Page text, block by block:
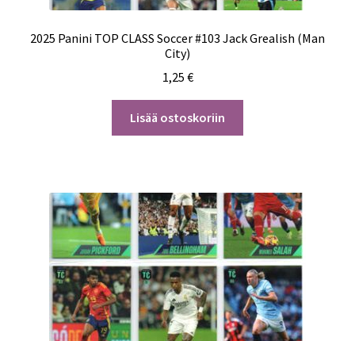
2025 Panini TOP CLASS Soccer #103 Jack Grealish (Man
City)
1,25 €
Lisää ostoskoriin